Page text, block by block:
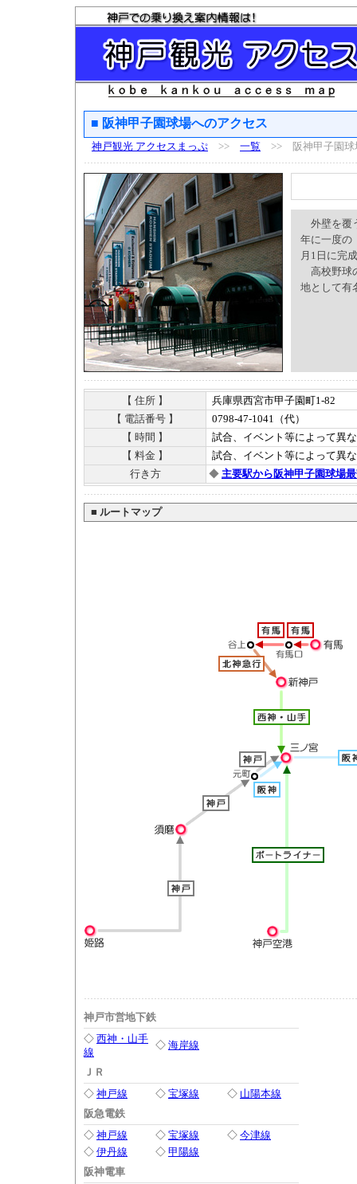
■ 阪神甲子園球場へのアクセス
神戸観光 アクセスまっぷ >> 一覧 >> 阪神甲子園球
外壁を覆
年に一度の
月1日に完
高校野球
地として有
【 住所 】
兵庫県西宮市甲子園町1-82
【 電話番号 】
0798-47-1041（代）
【 時間 】
試合、イベント等によって異
【 料金 】
試合、イベント等によって異
行き方
◆ 主要駅から阪神甲子園球場
■ ルートマップ
神戸市営地下鉄
◇ 西神・山手
線
◇ 海岸線
ＪＲ
◇ 神戸線 ◇ 宝塚線 ◇ 山陽本線
阪急電鉄
◇ 神戸線 ◇ 宝塚線 ◇ 今津線
◇ 伊丹線 ◇ 甲陽線
阪神電車